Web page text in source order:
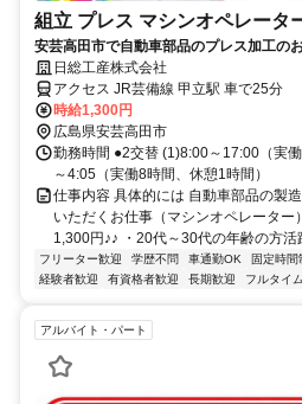
組立 プレス マシンオペレータ
安芸高田市で自動車部品のプレス加工の
日総工産株式会社
アクセス JR芸備線 甲立駅 車で25分
時給1,300円
広島県安芸高田市
勤務時間 ●2交替 (1)8:00～17:00（実
～4:05（実働8時間、休憩1時間）
仕事内容 具体的には 自動車部品の製
いただくお仕事（マシンオペレーター
1,300円♪♪ ・20代～30代の年齢の方活
フリーター歓迎 学歴不問 車通勤OK 固定時間
経験者歓迎
有資格者歓迎 長期歓迎 フルタイ
アルバイト・パート